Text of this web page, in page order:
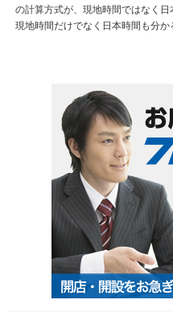
の計算方式が、現地時間ではなく
現地時間だけでなく日本時間も分か